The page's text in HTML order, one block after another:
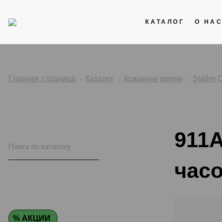
КАТАЛОГ О НАС
Главная страница Каталог Кожаные ремни Stailer
% АКЦИИ